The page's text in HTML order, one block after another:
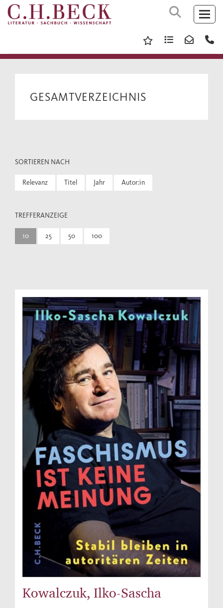
GESAMTVERZEICHNIS
SORTIEREN NACH
Relevanz Titel Jahr Autor:in
TREFFERANZEIGE
10 25 50 100
Kowalczuk, Ilko-Sascha